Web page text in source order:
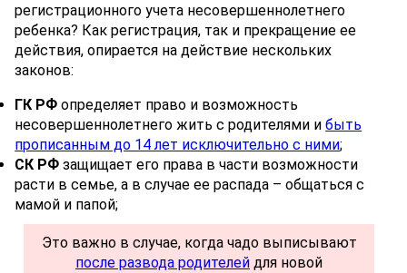
регистрационного учета несовершеннолетнего
ребенка? Как регистрация, так и прекращение ее
действия, опирается на действие нескольких
законов:
ГК РФ определяет право и возможность
несовершеннолетнего жить с родителями ибыть
прописанным до 14 лет исключительно с ними;
СК РФ защищает его права в части возможности
расти в семье, а в случае ее распада – общаться с
мамой и папой;
Это важно в случае, когда чадо выписывают
после развода родителей для новой